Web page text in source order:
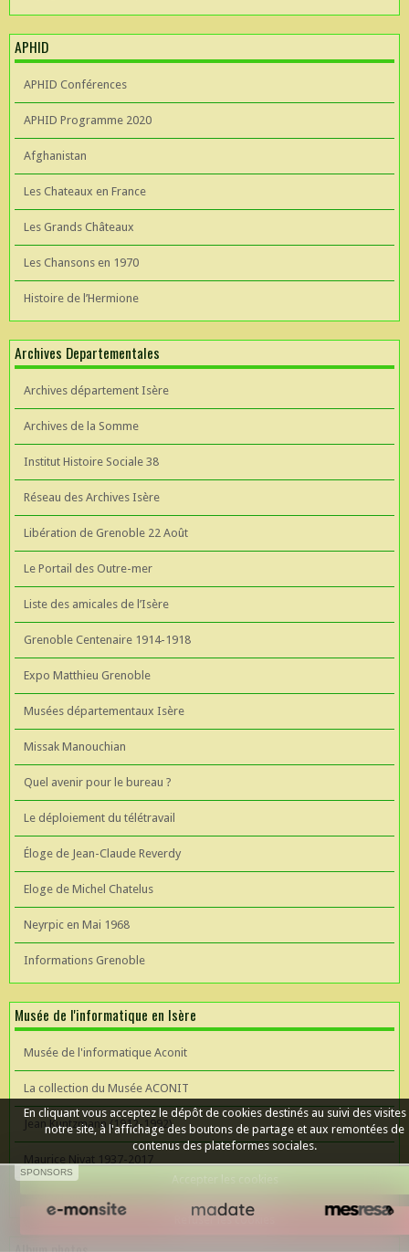
APHID
APHID Conférences
APHID Programme 2020
Afghanistan
Les Chateaux en France
Les Grands Châteaux
Les Chansons en 1970
Histoire de l’Hermione
Archives Departementales
Archives département Isère
Archives de la Somme
Institut Histoire Sociale 38
Réseau des Archives Isère
Libération de Grenoble 22 Août
Le Portail des Outre-mer
Liste des amicales de l’Isère
Grenoble Centenaire 1914-1918
Expo Matthieu Grenoble
Musées départementaux Isère
Missak Manouchian
Quel avenir pour le bureau ?
Le déploiement du télétravail
Éloge de Jean-Claude Reverdy
Eloge de Michel Chatelus
Neyrpic en Mai 1968
Informations Grenoble
Musée de l'informatique en Isère
Musée de l'informatique Aconit
La collection du Musée ACONIT
Jean Kuntzmann (1912-1992)
Maurice Nivat 1937-2017
SPONSORS
En cliquant vous acceptez le dépôt de cookies destinés au suivi des visites
notre site, à l'affichage des boutons de partage et aux remontées de
contenus des plateformes sociales.
Refuser les cookies